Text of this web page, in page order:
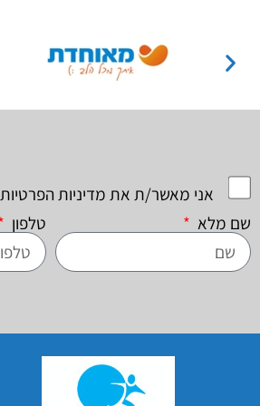
אני מאשר/ת את מדיניות הפרטיות
שם מלא
טלפון